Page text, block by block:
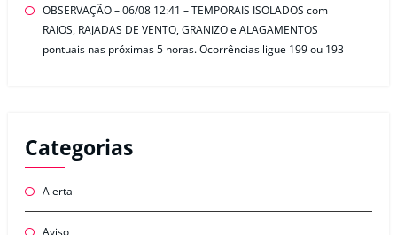
OBSERVAÇÃO – 06/08 12:41 – TEMPORAIS ISOLADOS com
RAIOS, RAJADAS DE VENTO, GRANIZO e ALAGAMENTOS
pontuais nas próximas 5 horas. Ocorrências ligue 199 ou 193
Categorias
Alerta
Aviso